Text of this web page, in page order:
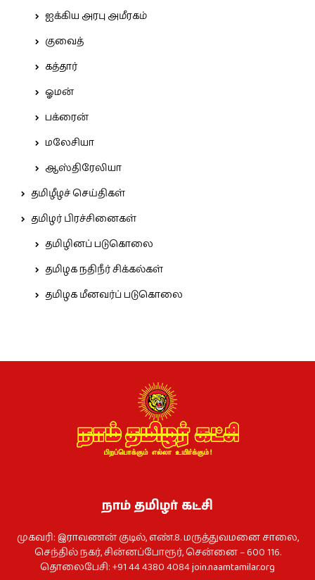
ஐக்கிய அரபு அமீரகம்
குவைத்
கத்தார்
ஓமன்
பக்ரைன்
மலேசியா
ஆஸ்திரேலியா
தமிழீழச் செய்திகள்
தமிழர் பிரச்சினைகள்
தமிழினப் படுகொலை
தமிழக நதிநீர் சிக்கல்கள்
தமிழக மீனவர்ப் படுகொலை
நாம் தமிழர் கட்சி
முகவரி: இராவணன் குடில், எண்.8. மருத்துவமனை சாலை,
செந்தில் நகர், சின்னப்போரூர், சென்னை – 600 116.
தொலைபேசி: +91 44 4380 4084join.naamtamilar.org